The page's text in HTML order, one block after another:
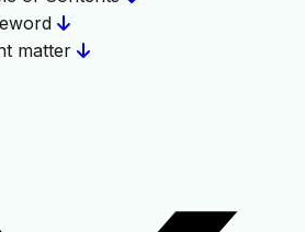
matter